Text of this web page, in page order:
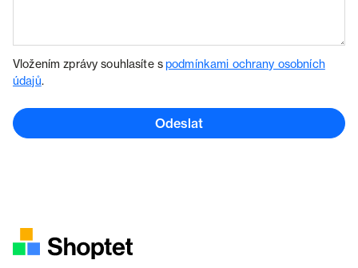
Vložením zprávy souhlasíte spodmínkami ochrany osobních
údajů.
Odeslat